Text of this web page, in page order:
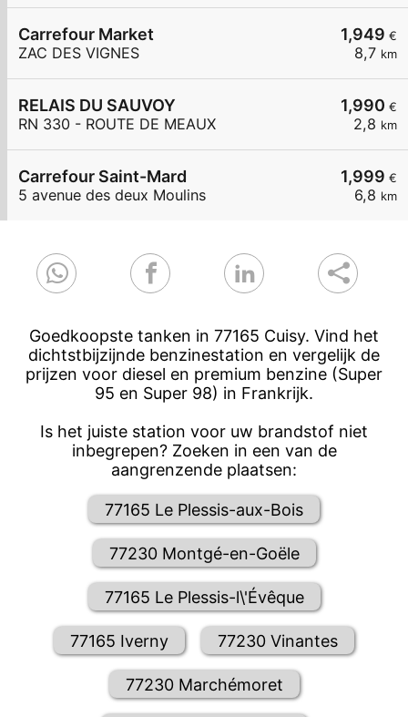
1,949 €
8,7 km
Carrefour Market
ZAC DES VIGNES
1,990 €
2,8 km
RELAIS DU SAUVOY
RN 330 - ROUTE DE MEAUX
1,999 €
6,8 km
Carrefour Saint-Mard
5 avenue des deux Moulins
Goedkoopste tanken in 77165 Cuisy. Vind het
dichtstbijzijnde benzinestation en vergelijk de
prijzen voor diesel en premium benzine (Super
95 en Super 98) in Frankrijk.
Is het juiste station voor uw brandstof niet
inbegrepen? Zoeken in een van de
aangrenzende plaatsen:
77165 Le Plessis-aux-Bois
77230 Montgé-en-Goële
77165 Le Plessis-l\'Évêque
77165 Iverny 77230 Vinantes
77230 Marchémoret